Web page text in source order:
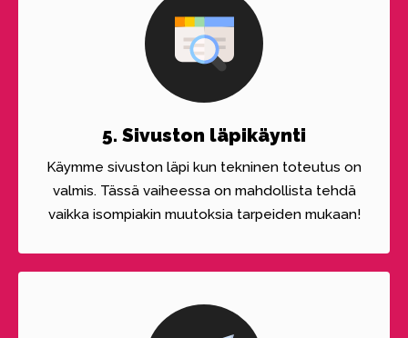
5. Sivuston läpikäynti
Käymme sivuston läpi kun tekninen toteutus on
valmis. Tässä vaiheessa on mahdollista tehdä
vaikka isompiakin muutoksia tarpeiden mukaan!